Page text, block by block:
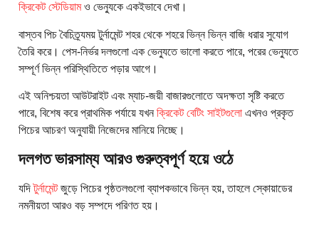
ক্রিকেট স্টেডিয়ামও ভেন্যুকে একইভাবে দেখা।
বাস্তব পিচ বৈচিত্র্যময় টুর্নামেন্ট শহর থেকে শহরে ভিন্ন ভিন্ন বাজি ধরার সুযোগ
তৈরি করে। পেস-নির্ভর দলগুলো এক ভেন্যুতে ভালো করতে পারে, পরের ভেন্যুতে
সম্পূর্ণ ভিন্ন পরিস্থিতিতে পড়ার আগে।
এই অনিশ্চয়তা আউটরাইট এবং ম্যাচ-জয়ী বাজারগুলোতে অদক্ষতা সৃষ্টি করতে
পারে, বিশেষ করে প্রাথমিক পর্যায়ে যখনক্রিকেট বেটিং সাইটগুলো এখনও প্রকৃত
পিচের আচরণ অনুযায়ী নিজেদের মানিয়ে নিচ্ছে।
দলগত ভারসাম্য আরও গুরুত্বপূর্ণ হয়ে ওঠে
যদিটুর্নামেন্টজুড়ে পিচের পৃষ্ঠতলগুলো ব্যাপকভাবে ভিন্ন হয়, তাহলে স্কোয়াডের
নমনীয়তা আরও বড় সম্পদে পরিণত হয়।